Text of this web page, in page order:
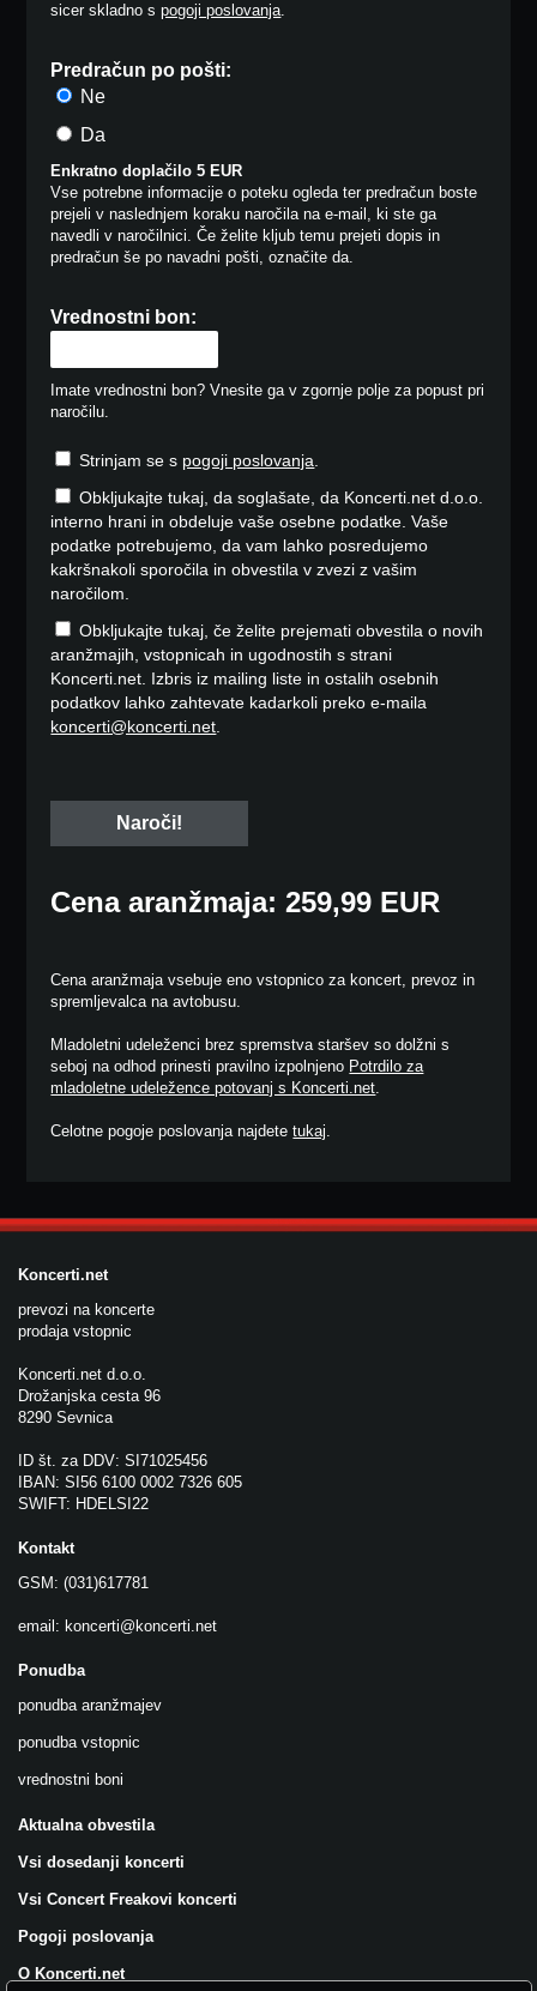
sicer skladno spogoji poslovanja.
Predračun po pošti:
Ne
Da
Enkratno doplačilo 5 EUR
Vse potrebne informacije o poteku ogleda ter predračun boste
prejeli v naslednjem koraku naročila na e-mail, ki ste ga
navedli v naročilnici. Če želite kljub temu prejeti dopis in
predračun še po navadni pošti, označite da.
Vrednostni bon:
Imate vrednostni bon? Vnesite ga v zgornje polje za popust pri
naročilu.
Strinjam se s pogoji poslovanja.
Obkljukajte tukaj, da soglašate, da Koncerti.net d.o.o.
interno hrani in obdeluje vaše osebne podatke. Vaše
podatke potrebujemo, da vam lahko posredujemo
kakršnakoli sporočila in obvestila v zvezi z vašim
naročilom.
Obkljukajte tukaj, če želite prejemati obvestila o novih
aranžmajih, vstopnicah in ugodnostih s strani
Koncerti.net. Izbris iz mailing liste in ostalih osebnih
podatkov lahko zahtevate kadarkoli preko e-maila
koncerti@koncerti.net.
Cena aranžmaja: 259,99 EUR
Cena aranžmaja vsebuje eno vstopnico za koncert, prevoz in
spremljevalca na avtobusu.
Mladoletni udeleženci brez spremstva staršev so dolžni s
seboj na odhod prinesti pravilno izpolnjeno Potrdilo za
mladoletne udeležence potovanj s Koncerti.net.
Celotne pogoje poslovanja najdetetukaj.
Koncerti.net
prevozi na koncerte
prodaja vstopnic
Koncerti.net d.o.o.
Drožanjska cesta 96
8290 Sevnica
ID št. za DDV: SI71025456
IBAN: SI56 6100 0002 7326 605
SWIFT: HDELSI22
Kontakt
GSM: (031)617781
email: koncerti@koncerti.net
Ponudba
ponudba aranžmajev
ponudba vstopnic
vrednostni boni
Aktualna obvestila
Vsi dosedanji koncerti
Vsi Concert Freakovi koncerti
Pogoji poslovanja
O Koncerti.net